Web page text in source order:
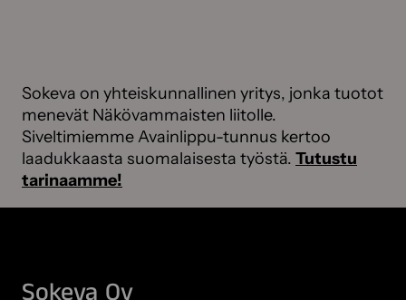
Sokeva on yhteiskunnallinen yritys, jonka tuotot
menevät Näkövammaisten liitolle.
Siveltimiemme Avainlippu-tunnus kertoo
laadukkaasta suomalaisesta työstä. Tutustu
tarinaamme!